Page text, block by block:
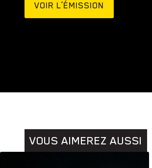
VOIR L’ÉMISSION
VOUS AIMEREZ AUSSI